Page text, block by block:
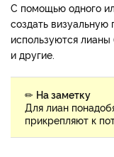
С помощью одного
создать визуальную
используются
и другие.
✏ На заметку
Для лиан
прикрепляют к